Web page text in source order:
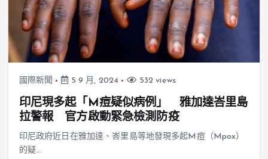
國際新聞 5 9 月, 2024 532 views
印尼現多起「M痘疑似病例」 雅加達峇里島
拉警報 官方啟動緊急檢測防疫
印尼政府近日在雅加達、峇里島等地發現多起M痘（Mpox）
的疑…